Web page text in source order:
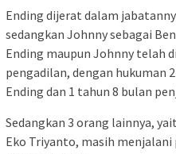
Ending dijerat dalam
sedangkan Johnny sebagai
Ending maupun Johnny telah
pengadilan, dengan hukuman
Ending dan 1 tahun 8 bulan
Sedangkan 3 orang lainnya,
Eko Triyanto, masih menjalani